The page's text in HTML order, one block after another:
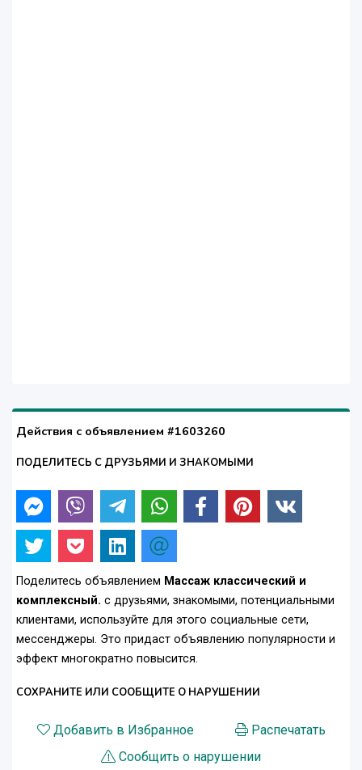
Действия с объявлением #1603260
ПОДЕЛИТЕСЬ С ДРУЗЬЯМИ И ЗНАКОМЫМИ
Поделитесь объявлением Массаж классический и
комплексный. с друзьями, знакомыми, потенциальными
клиентами, используйте для этого социальные сети,
мессенджеры. Это придаст объявлению популярности и
эффект многократно повысится.
СОХРАНИТЕ ИЛИ СООБЩИТЕ О НАРУШЕНИИ
Добавить в Избранное
Распечатать
Сообщить о нарушении